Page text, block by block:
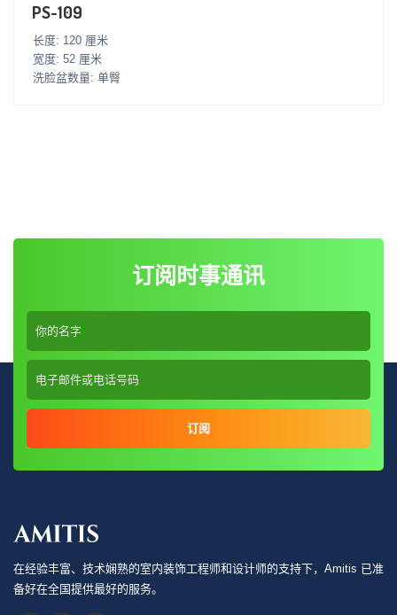
PS-109
长度: 120 厘米
宽度: 52 厘米
洗脸盆数量: 单臀
订阅时事通讯
订阅
在经验丰富、技术娴熟的室内装饰工程师和设计师的支持下，Amitis 已准
备好在全国提供最好的服务。